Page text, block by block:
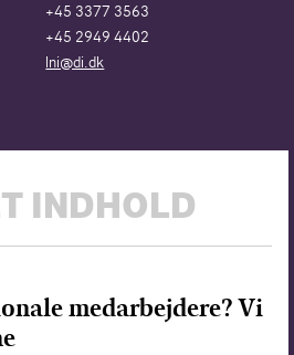
+45 3377 3563
+45 2949 4402
lni@di.dk
INDHOLD
medarbejdere? Vi